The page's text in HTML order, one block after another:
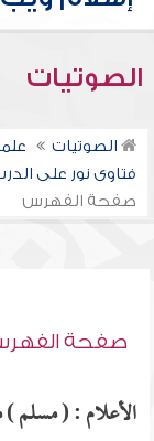
الصوتيات
الصوتيات
فتاوى نور على الدرب
صفحة الفهرس
صفحة
الأعلام : ( مسلم )